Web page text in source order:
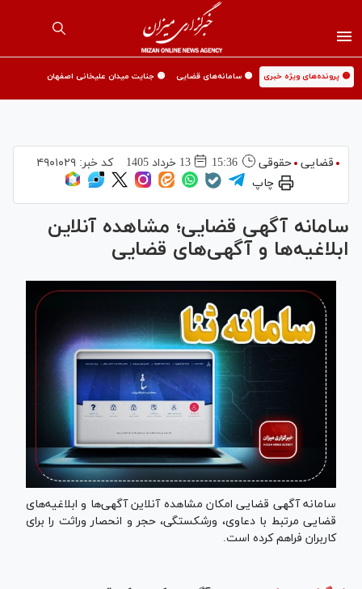
🟡 پرونده‌های ویژه خبری 🟡 سامانه‌های قضایی 🟡 جنایت میدان علیخانی اصفهان
قضایی حقوقی 15:36 13 خرداد 1405 کد خبر:۴۹۰۱۰۲۹
چاپ
سامانه آگهی قضایی؛ مشاهده آنلاین
ابلاغیه‌ها و آگهی‌های قضایی
سامانه آگهی قضایی امکان مشاهده آنلاین آگهی‌ها و ابلاغیه‌های
قضایی مرتبط با دعاوی، ورشکستگی، حجر و انحصار وراثت را برای
کاربران فراهم کرده است.